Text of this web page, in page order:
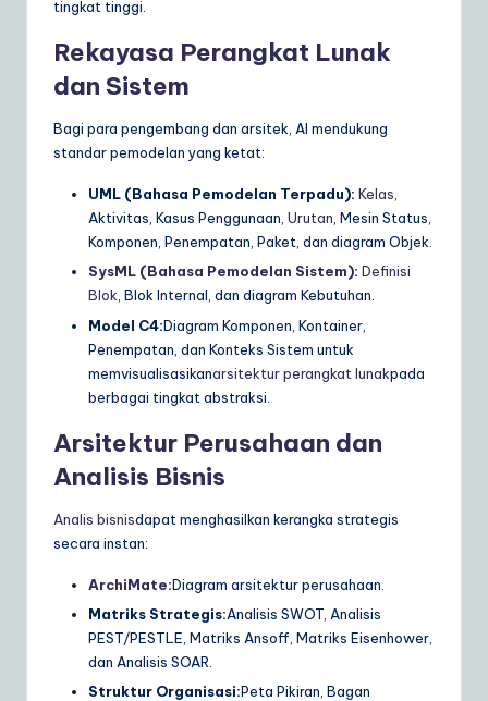
tingkat tinggi.
Rekayasa Perangkat Lunak
dan Sistem
Bagi para pengembang dan arsitek, AI mendukung
standar pemodelan yang ketat:
UML (Bahasa Pemodelan Terpadu): Kelas,
Aktivitas, Kasus Penggunaan, Urutan, Mesin Status,
Komponen, Penempatan, Paket, dan diagram Objek.
SysML (Bahasa Pemodelan Sistem): Definisi
Blok, Blok Internal, dan diagram Kebutuhan.
Model C4:Diagram Komponen, Kontainer,
Penempatan, dan Konteks Sistem untuk
memvisualisasikanarsitektur perangkat lunakpada
berbagai tingkat abstraksi.
Arsitektur Perusahaan dan
Analisis Bisnis
Analis bisnisdapat menghasilkan kerangka strategis
secara instan:
ArchiMate:Diagram arsitektur perusahaan.
Matriks Strategis:Analisis SWOT, Analisis
PEST/PESTLE, Matriks Ansoff, Matriks Eisenhower,
dan Analisis SOAR.
Struktur Organisasi:Peta Pikiran, Bagan